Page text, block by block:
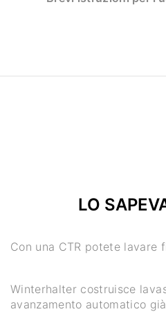
LO
Con una CTR potete lavare
Winterhalter costruisce
avanzamento automatico